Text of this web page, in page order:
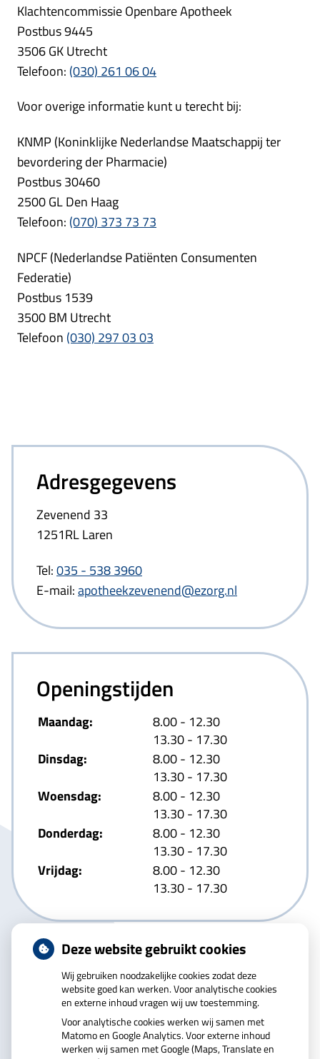
Klachtencommissie Openbare Apotheek
Postbus 9445
3506 GK Utrecht
Telefoon: (030) 261 06 04
Voor overige informatie kunt u terecht bij:
KNMP (Koninklijke Nederlandse Maatschappij ter
bevordering der Pharmacie)
Postbus 30460
2500 GL Den Haag
Telefoon: (070) 373 73 73
NPCF (Nederlandse Patiënten Consumenten
Federatie)
Postbus 1539
3500 BM Utrecht
Telefoon (030) 297 03 03
Adresgegevens
Zevenend 33
1251RL Laren
Tel:035 - 538 3960
E-mail:apotheekzevenend@ezorg.nl
Openingstijden
Maandag: 8.00tot
- 12.30
13.30tot
- 17.30
Dinsdag:
8.00tot
- 12.30
13.30tot
- 17.30
Woensdag:
8.00tot
- 12.30
13.30tot
- 17.30
Donderdag:
8.00tot
- 12.30
13.30tot
- 17.30
Vrijdag:
8.00tot
- 12.30
13.30tot
- 17.30
U heeft geen toestemming gegeven voor
externe inhouddie nodig is om dit te zien.
Cookie-instellingen wijzigen
Deze website gebruikt cookies
Wij gebruiken noodzakelijke cookies zodat deze
website goed kan werken. Voor analytische cookies
en externe inhoud vragen wij uw toestemming.
Voor analytische cookies werken wij samen met
Matomo en Google Analytics. Voor externe inhoud
werken wij samen met Google (Maps, Translate en